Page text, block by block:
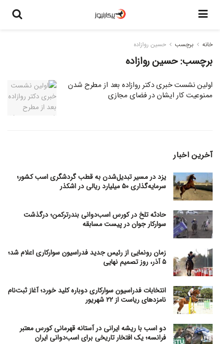
خانه برچسب حسین روازاده
برچسب:حسین روازاده
اولین نشست خبری دکتر روازاده بعد از مطرح شدن
ممنوعیت کار ایشان در فضای مجازی
آخرین اخبار
یزد در مسیر تبدیل‌شدن به قطب گردشگری اسب کشور؛
سرمایه‌گذاری ۵۰ میلیارد ریالی در اشکذر
حادثه تلخ در کورس اسب‌دوانی بندرترکمن؛ درگذشت
سوارکار جوان در پیست مسابقه
زمان رونمایی از رئیس جدید فدراسیون سوارکاری اعلام شد؛
۵ آذر، روز تصمیم نهایی
انتخابات فدراسیون سوارکاری دوباره کلید خورد؛ آغاز ثبت‌نام
نامزدهای ریاست از ۲۲ شهریور
دو اسب با ریشه ایرانی در آستانه قهرمانی کورس معتبر
فرانسه؛ یک افتخار تاریخی برای اسب‌دوانی ایران